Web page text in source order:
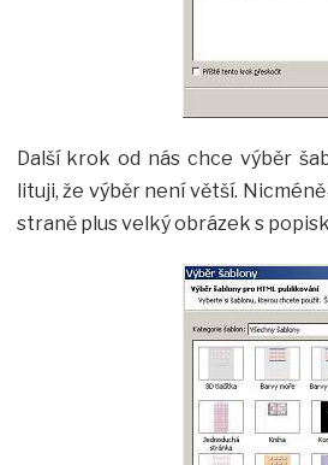
Další krok od nás chce výběr
lituji, že výběr není větší.
straně plus velký obrázek s